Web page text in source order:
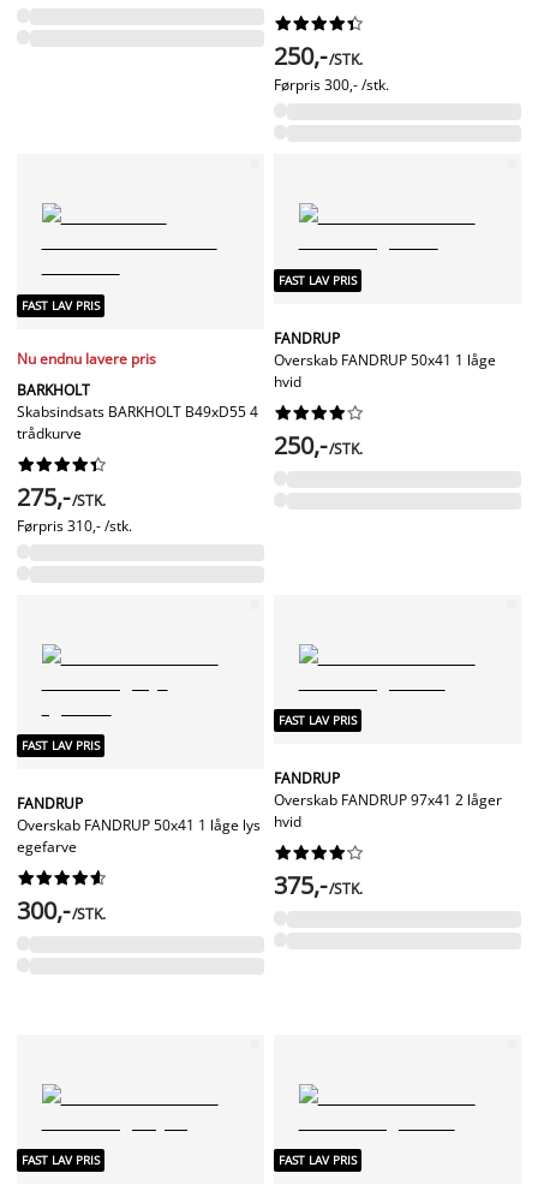






250,-/STK.
Førpris300,- /stk.
FAST LAV PRIS
Nu endnu lavere pris
BARKHOLT
Skabsindsats BARKHOLT B49xD55 4
trådkurve






275,-/STK.
Førpris310,- /stk.
FAST LAV PRIS
FANDRUP
Overskab FANDRUP 50x41 1 låge
hvid






250,-/STK.
FAST LAV PRIS
FANDRUP
Overskab FANDRUP 50x41 1 låge lys
egefarve






300,-/STK.
FAST LAV PRIS
FANDRUP
Overskab FANDRUP 97x41 2 låger
hvid






375,-/STK.
FAST LAV PRIS FAST LAV PRIS